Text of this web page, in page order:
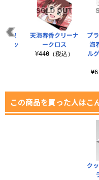
プ
海
ル
ブ！
ラッ
天海春香クリーナ
ークロス
¥440（税込）
この商品を買った人はこ
ク